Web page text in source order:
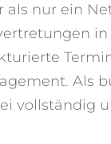
als nur ein
Als
vollständig